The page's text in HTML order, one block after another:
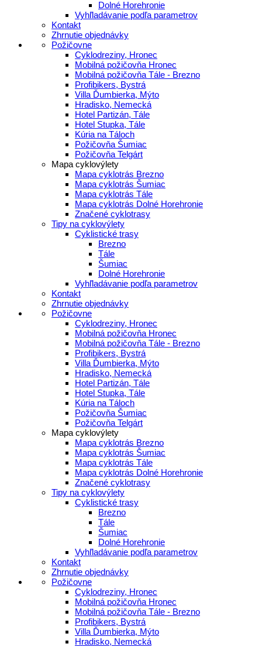
Dolné Horehronie
Vyhľladávanie podľa parametrov
Kontakt
Zhrnutie objednávky
Požičovne
Cyklodreziny, Hronec
Mobilná požičovňa Hronec
Mobilná požičovňa Tále - Brezno
Profibikers, Bystrá
Villa Ďumbierka, Mýto
Hradisko, Nemecká
Hotel Partizán, Tále
Hotel Stupka, Tále
Kúria na Táloch
Požičovňa Šumiac
Požičovňa Telgárt
Mapa cyklovýlety
Mapa cyklotrás Brezno
Mapa cyklotrás Šumiac
Mapa cyklotrás Tále
Mapa cyklotrás Dolné Horehronie
Značené cyklotrasy
Tipy na cyklovýlety
Cyklistické trasy
Brezno
Tále
Šumiac
Dolné Horehronie
Vyhľladávanie podľa parametrov
Kontakt
Zhrnutie objednávky
Požičovne
Cyklodreziny, Hronec
Mobilná požičovňa Hronec
Mobilná požičovňa Tále - Brezno
Profibikers, Bystrá
Villa Ďumbierka, Mýto
Hradisko, Nemecká
Hotel Partizán, Tále
Hotel Stupka, Tále
Kúria na Táloch
Požičovňa Šumiac
Požičovňa Telgárt
Mapa cyklovýlety
Mapa cyklotrás Brezno
Mapa cyklotrás Šumiac
Mapa cyklotrás Tále
Mapa cyklotrás Dolné Horehronie
Značené cyklotrasy
Tipy na cyklovýlety
Cyklistické trasy
Brezno
Tále
Šumiac
Dolné Horehronie
Vyhľladávanie podľa parametrov
Kontakt
Zhrnutie objednávky
Požičovne
Cyklodreziny, Hronec
Mobilná požičovňa Hronec
Mobilná požičovňa Tále - Brezno
Profibikers, Bystrá
Villa Ďumbierka, Mýto
Hradisko, Nemecká